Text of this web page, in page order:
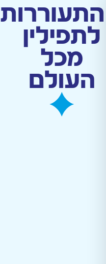
התעוררות
לתפילין
מכל
העולם